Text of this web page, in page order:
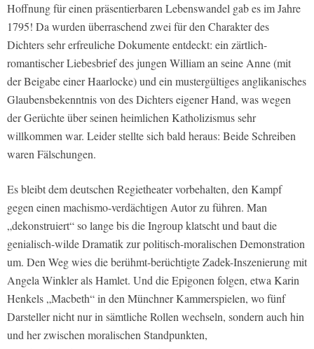
Hoffnung für einen präsentierbaren Lebenswandel gab es im Jahre
1795! Da wurden überraschend zwei für den Charakter des
Dichters sehr erfreuliche Dokumente entdeckt: ein zärtlich-
romantischer Liebesbrief des jungen William an seine Anne (mit
der Beigabe einer Haarlocke) und ein mustergültiges anglikanisches
Glaubensbekenntnis von des Dichters eigener Hand, was wegen
der Gerüchte über seinen heimlichen Katholizismus sehr
willkommen war. Leider stellte sich bald heraus: Beide Schreiben
waren Fälschungen.
Es bleibt dem deutschen Regietheater vorbehalten, den Kampf
gegen einen machismo-verdächtigen Autor zu führen. Man
„dekonstruiert“ so lange bis die Ingroup klatscht und baut die
genialisch-wilde Dramatik zur politisch-moralischen Demonstration
um. Den Weg wies die berühmt-berüchtigte Zadek-Inszenierung mit
Angela Winkler als Hamlet. Und die Epigonen folgen, etwa Karin
Henkels „Macbeth“ in den Münchner Kammerspielen, wo fünf
Darsteller nicht nur in sämtliche Rollen wechseln, sondern auch hin
und her zwischen moralischen Standpunkten,